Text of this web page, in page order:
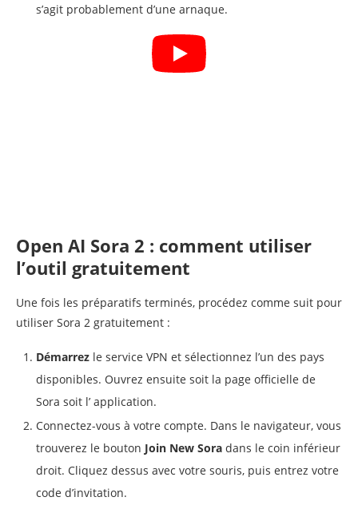
s’agit probablement d’une arnaque.
Open AI Sora 2 : comment utiliser
l’outil gratuitement
Une fois les préparatifs terminés, procédez comme suit pour
utiliser Sora 2 gratuitement :
Démarrez le service VPN et sélectionnez l’un des pays
disponibles. Ouvrez ensuite soit la page officielle de
Sora soit l’ application.
Connectez-vous à votre compte. Dans le navigateur, vous
trouverez le bouton Join New Sora dans le coin inférieur
droit. Cliquez dessus avec votre souris, puis entrez votre
code d’invitation.